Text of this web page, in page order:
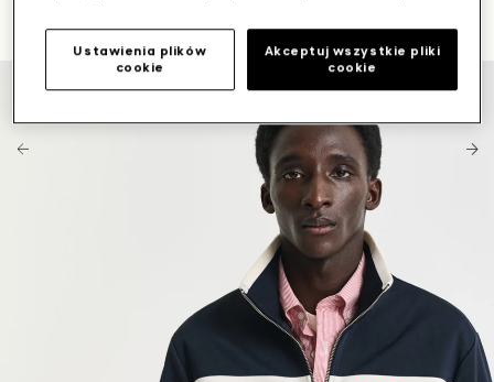
Otwórz
media
galerii
Ustawienia plików
cookie
Akceptuj wszystkie pliki
cookie